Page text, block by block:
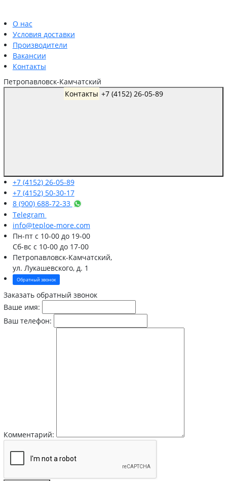
О нас
Условия доставки
Производители
Вакансии
Контакты
Петропавловск-Камчатский
Контакты
+7 (4152) 26-05-89
+7 (4152) 50-30-17
8 (900) 688-72-33
Telegram
info@teploe-more.com
Пн-птс 10-00 до 19-00
Сб-вс с 10-00 до 17-00
Петропавловск-Камчатский,
ул. Лукашевского, д. 1
Обратный звонок
Заказать обратный звонок
Ваше имя:
Ваш телефон:
Комментарий: